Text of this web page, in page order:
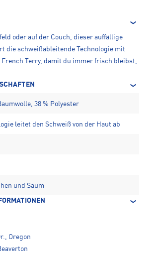
oder auf der Couch, dieser auffällige
die schweißableitende Technologie mit
Terry, damit du immer frisch bleibst,
38 % Polyester
leitet den Schweiß von der Haut ab
und Saum
Oregon